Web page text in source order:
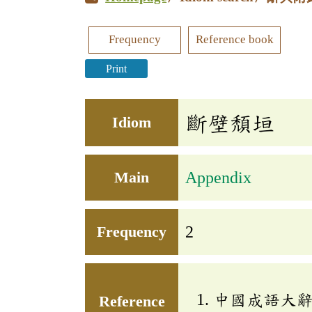
Frequency Reference book
Print
Idiom 斷壁頹垣
Main Appendix
Frequency 2
Reference 中國成語大